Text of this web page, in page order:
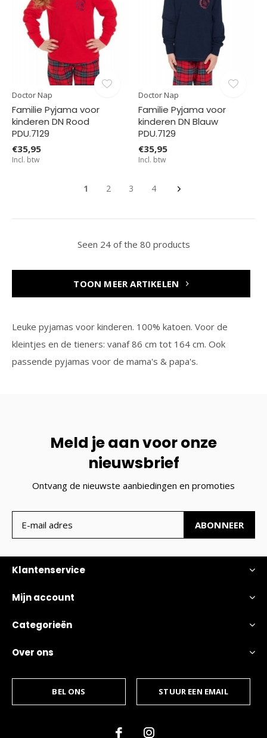
Doctor Nap
Familie Pyjama voor
kinderen DN Rood
PDU.7129
€35,95
Incl. btw
Doctor Nap
Familie Pyjama voor
kinderen DN Blauw
PDU.7129
€35,95
Incl. btw
1 2 3 4
Seen 24 of the 80 products
TOON MEER ARTIKELEN
Leuke pyjamas voor kinderen. 100% katoen. Voor de
kleintjes en de tieners: vanaf 86 cm tot 164 cm. Ook
passende pyjamas voor de mama's & papa's.
Meld je aan voor onze
nieuwsbrief
Ontvang de nieuwste aanbiedingen en promoties
ABONNEER
Klantenservice
Mijn account
Categorieën
Over ons
BEL ONS STUUR EEN EMAIL